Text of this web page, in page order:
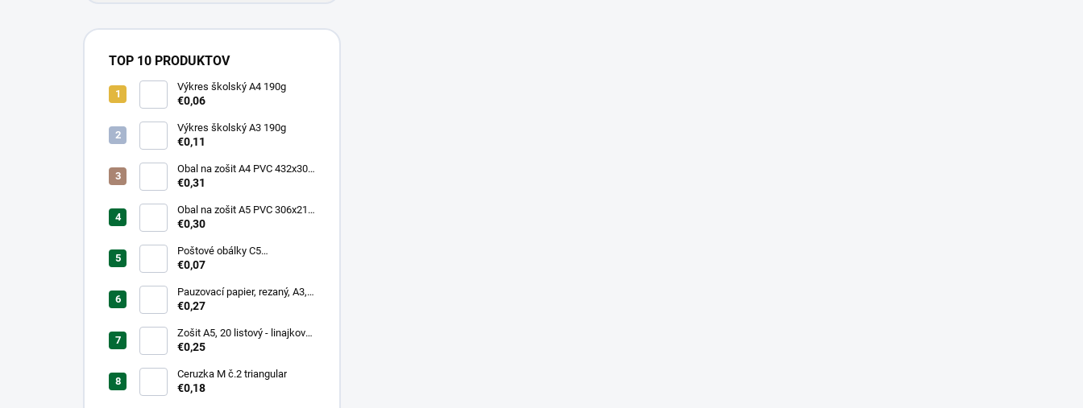
TOP 10 PRODUKTOV
Výkres školský A4 190g
€0,06
Výkres školský A3 190g
€0,11
Obal na zošit A4 PVC 432x304
mm, hrubý/transparentný
€0,31
Obal na zošit A5 PVC 306x217
mm, hrubý/transparentný
€0,30
Poštové obálky C5
samolepiace
€0,07
Pauzovací papier, rezaný, A3,
XEROX
€0,27
Zošit A5, 20 listový - linajkový
523
€0,25
Ceruzka M č.2 triangular
€0,18